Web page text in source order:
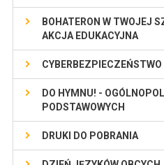
BOHATERON W TWOJEJ
AKCJA EDUKACYJNA
DO HYMNU! -
PODSTAWOWYCH
DRUKI DO POBRANIA